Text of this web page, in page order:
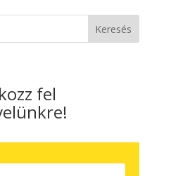
fel